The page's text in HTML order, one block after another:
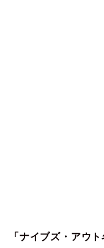
「ナイブズ・アウ